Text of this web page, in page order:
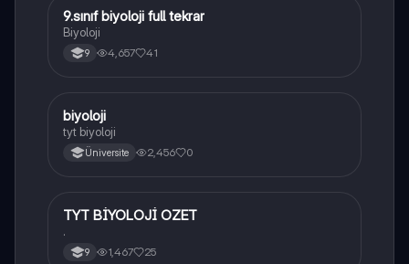
Biyoloji
9.sınıf biyoloji full tekrar
Biyoloji
9 4,657 41
BBiyoloji
biyoloji
tyt biyoloji
Üniversite 2,456 0
Biyoloji
TYT BİYOLOJİ OZET
.
9 1,467 25